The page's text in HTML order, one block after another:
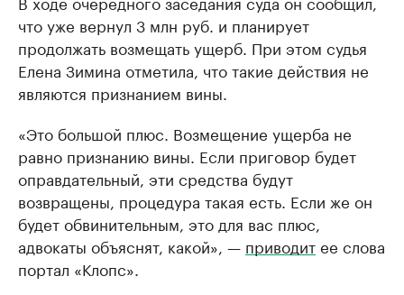
что уже вернул 3 млн руб. и планирует
продолжать возмещать ущерб. При этом судья
Елена Зимина отметила, что такие действия не
являются признанием вины.
«Это большой плюс. Возмещение ущерба не
равно признанию вины. Если приговор будет
оправдательный, эти средства будут
возвращены, процедура такая есть. Если же он
будет обвинительным, это для вас плюс,
адвокаты объяснят, какой», — приводитее слова
портал «Клопс».